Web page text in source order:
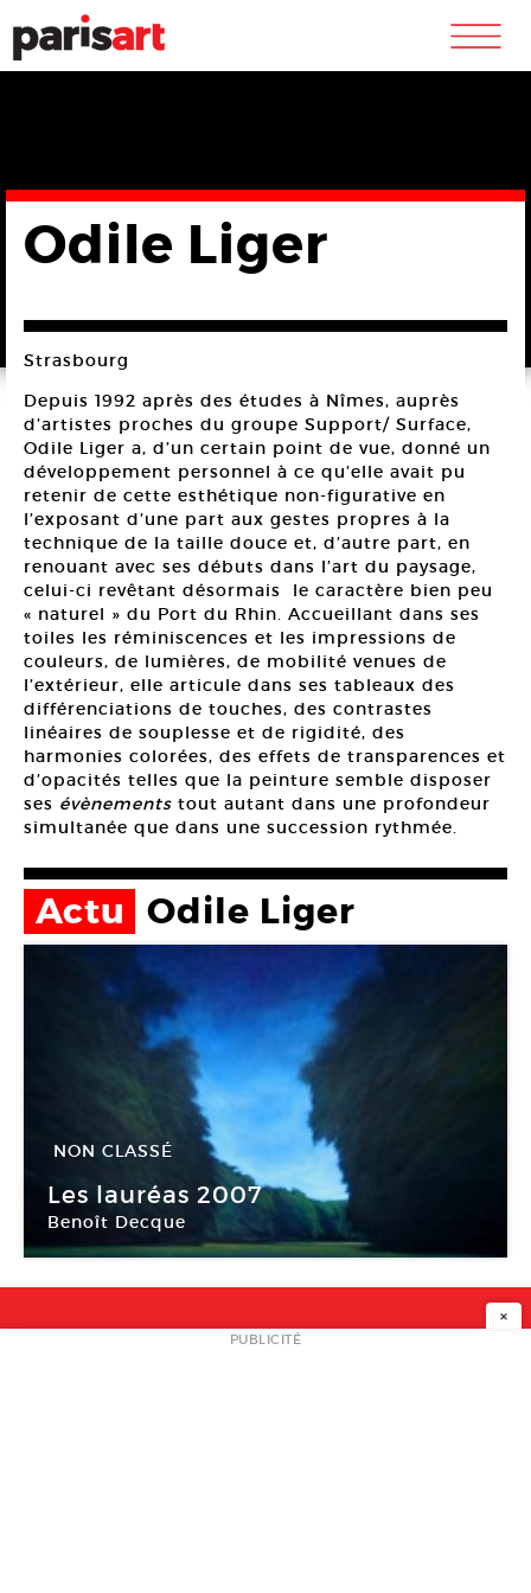
m
Odile Liger
Strasbourg
Depuis 1992 après des études à Nîmes, auprès
d’artistes proches du groupe Support/ Surface,
Odile Liger a, d’un certain point de vue, donné un
développement personnel à ce qu’elle avait pu
retenir de cette esthétique non-figurative en
l’exposant d’une part aux gestes propres à la
technique de la taille douce et, d’autre part, en
renouant avec ses débuts dans l’art du paysage,
celui-ci revêtant désormais
le caractère bien peu
« naturel » du Port du Rhin. Accueillant dans ses
toiles les réminiscences et les impressions de
couleurs, de lumières, de mobilité venues de
l’extérieur, elle articule dans ses tableaux des
différenciations de touches, des contrastes
linéaires de souplesse et de rigidité, des
harmonies colorées, des effets de transparences et
d’opacités telles que la peinture semble disposer
ses évènements tout autant dans une profondeur
simultanée que dans une succession rythmée.
Actu Odile Liger
NON CLASSÉ
19 Jan -16 Mar 2008
Les lauréas 2007
Benoît Decque
CEAAC
NEWSLETTER
×
PUBLICITÉ